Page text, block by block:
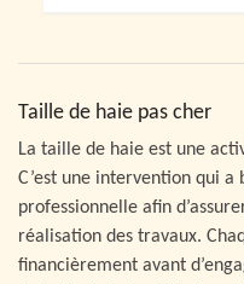
Taille de haie pas cher
La taille de haie est une
C’est une intervention qui a
professionnelle afin
réalisation des travaux.
financièrement avant